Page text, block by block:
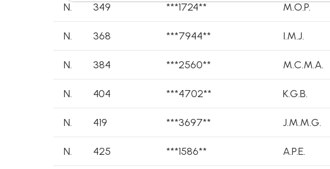
N. 349 ***1724** M.O.P.
N. 368 ***7944** I.M.J.
N. 384 ***2560** M.C.M.A.
N. 404 ***4702** K.G.B.
N. 419 ***3697** J.M.M.G.
N. 425 ***1586** A.P.E.